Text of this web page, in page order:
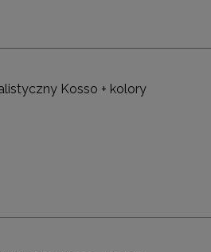
DO KOSZYKA
Kosso + kolory